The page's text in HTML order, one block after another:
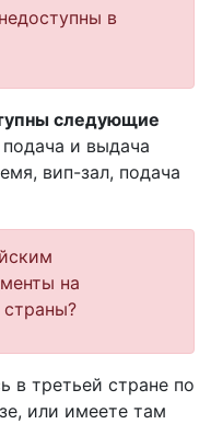
в
следующие
и выдача
вип-зал, подача
на
страны?
в третьей стране по
или имеете там